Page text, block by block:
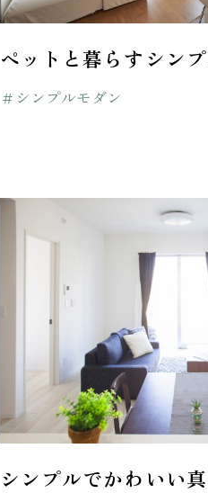
ペットと暮らすシン
＃シンプルモダン
シンプルでかわいい